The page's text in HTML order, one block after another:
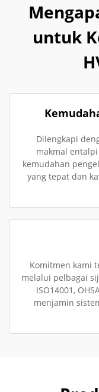
untuk
Dilengkapi
makmal
kemudahan
yang tepat dan
Komitmen kami
melalui pelbagai
ISO14001,
menjamin